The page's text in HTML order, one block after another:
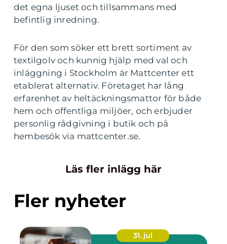
det egna ljuset och tillsammans med
befintlig inredning.
För den som söker ett brett sortiment av
textilgolv och kunnig hjälp med val och
inläggning i Stockholm är Mattcenter ett
etablerat alternativ. Företaget har lång
erfarenhet av heltäckningsmattor för både
hem och offentliga miljöer, och erbjuder
personlig rådgivning i butik och på
hembesök via mattcenter.se.
Läs fler inlägg här
Fler nyheter
31. jul